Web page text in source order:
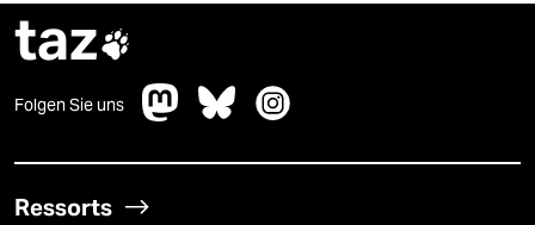
taz
Folgen Sie uns
Ressorts